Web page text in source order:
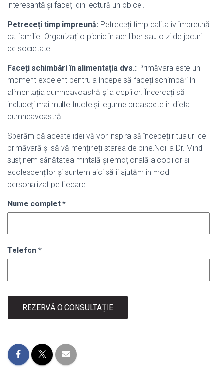
interesantă și faceți din lectură un obicei.
Petreceți timp împreună: Petreceți timp calitativ împreună
ca familie. Organizați o picnic în aer liber sau o zi de jocuri
de societate.
Faceți schimbări în alimentația dvs.: Primăvara este un
moment excelent pentru a începe să faceți schimbări în
alimentația dumneavoastră și a copiilor. Încercați să
includeți mai multe fructe și legume proaspete în dieta
dumneavoastră.
Sperăm că aceste idei vă vor inspira să începeți ritualuri de
primăvară și să vă mențineți starea de bine.Noi la Dr. Mind
susținem sănătatea mintală și emoțională a copiilor și
adolescenților și suntem aici să îi ajutăm în mod
personalizat pe fiecare.
Nume complet *
Telefon *
REZERVĂ O CONSULTAȚIE